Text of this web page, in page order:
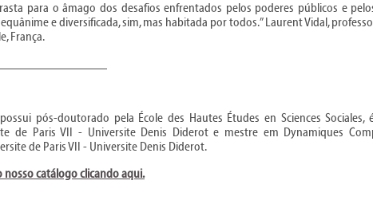
para o âmago dos desafios enfrentados pelos poderes públicos e
e diversificada, sim, mas habitada por todos.” Laurent Vidal,
França.
possui pós-doutorado pela École des Hautes Études en Sciences
de Paris VII - Universite Denis Diderot e mestre em Dynamiques
de Paris VII - Universite Denis Diderot.
catálogo clicando aqui.